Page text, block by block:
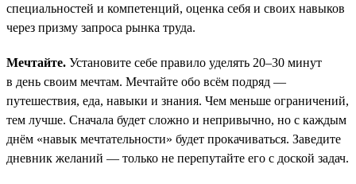
специальностей и компетенций, оценка себя и своих навыков
через призму запроса рынка труда.
Мечтайте. Установите себе правило уделять 20–30 минут
в день своим мечтам. Мечтайте обо всём подряд —
путешествия, еда, навыки и знания. Чем меньше ограничений,
тем лучше. Сначала будет сложно и непривычно, но с каждым
днём «навык мечтательности» будет прокачиваться. Заведите
дневник желаний — только не перепутайте его с доской задач.